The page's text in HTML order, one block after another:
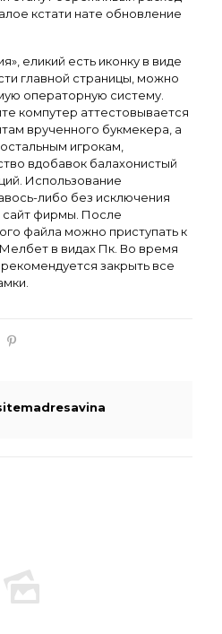
кстати нате обновление
еликий есть иконку в виде
главной страницы, можно
операторную систему.
компутер аттестовывается
врученного букмекера, а
игрокам,
вдобавок балахонистый
Использование
либо без исключения
сайт фирмы. После
файла можно приступать к
в видах Пк. Во время
закрыть все